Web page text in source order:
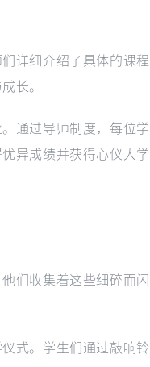
详细介绍了具体的课
长。
通过导师制度，每位
异成绩并获得心仪大学
们收集着这些细碎而
式。学生们通过敲响